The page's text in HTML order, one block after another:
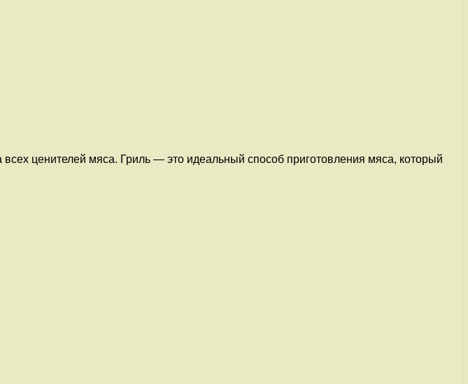
ценителей мяса. Гриль — это идеальный способ приготовления мяса, который